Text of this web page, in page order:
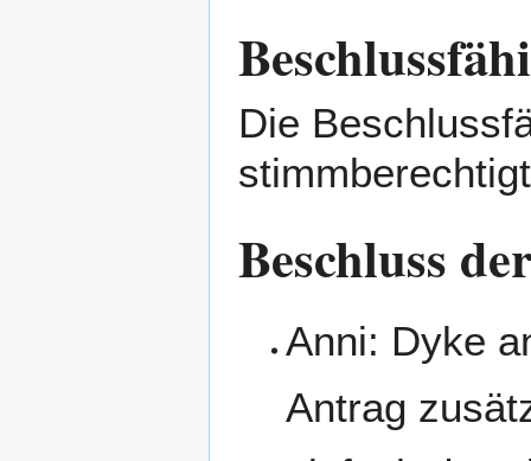
Die
Beschluss
Anni: Dyke
Antrag